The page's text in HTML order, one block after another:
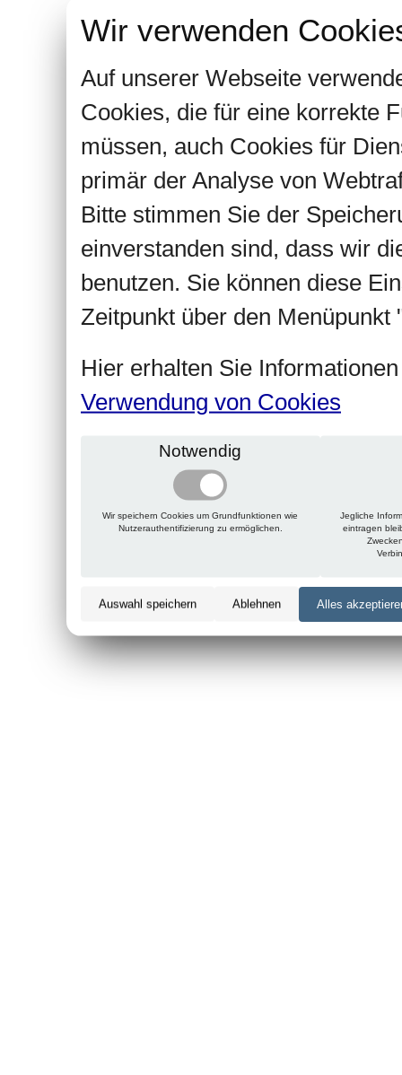
Wir verwenden
Auf unserer Webseite
Cookies, die für eine korrekte
müssen, auch Cookies für
primär der Analyse von
Bitte stimmen Sie der
einverstanden sind, dass wir
benutzen. Sie können diese
Zeitpunkt über den Menüpunkt
Hier erhalten Sie
Verwendung von Cookies
Notwendig
Wir speichern Cookies um Grundfunktionen wie
Nutzerauthentifizierung zu ermöglichen.
Jegliche
eintragen
Auswahl speichern Ablehnen Alles